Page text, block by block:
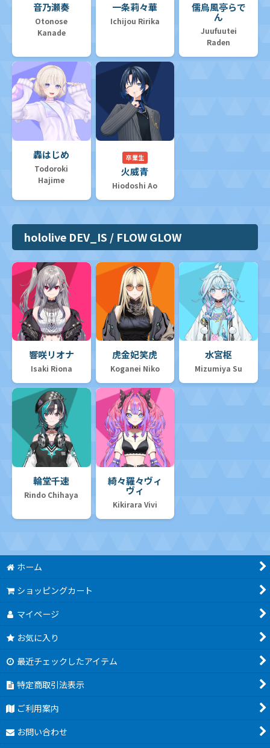
音乃瀬奏
Otonose
Kanade
一条莉々華
Ichijou Ririka
儒烏風亭らで
ん
Juufuutei
Raden
轟はじめ
Todoroki
Hajime
卒業生
火威青
Hiodoshi Ao
hololive DEV_IS / FLOW GLOW
響咲リオナ
Isaki Riona
虎金妃笑虎
Koganei Niko
水宮枢
Mizumiya Su
輪堂千速
Rindo Chihaya
綺々羅々ヴィ
ヴィ
Kikirara Vivi
ホーム
ショッピングカート
マイページ
お気に入り
最近チェックしたアイテム
特定商取引法表示
ご利用案内
お問い合わせ